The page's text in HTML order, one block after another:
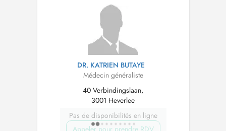
DR. KATRIEN BUTAYE
Médecin généraliste
40 Verbindingslaan,
3001 Heverlee
Pas de disponibilités en ligne
Appeler pour prendre RDV